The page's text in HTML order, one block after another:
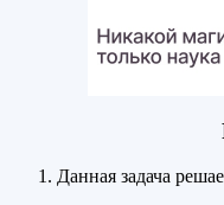
Данная задача